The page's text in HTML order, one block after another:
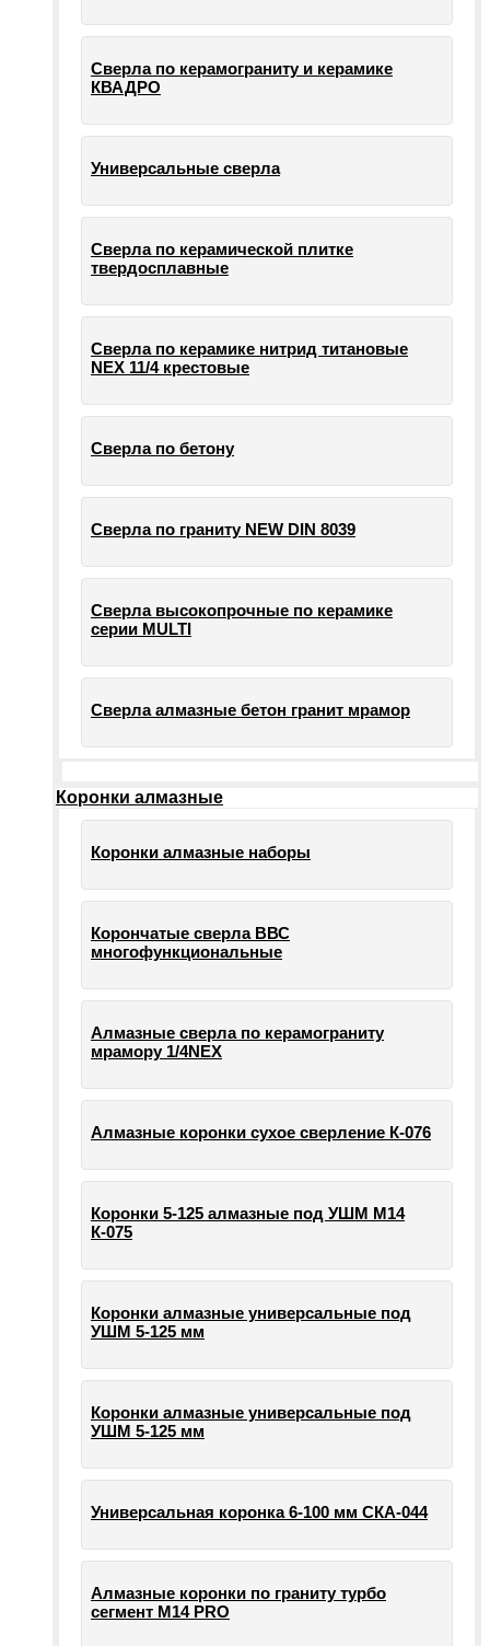
Сверла по керамограниту и керамике
КВАДРО
Универсальные сверла
Сверла по керамической плитке
твердосплавные
Сверла по керамике нитрид титановые
NEX 11/4 крестовые
Сверла по бетону
Сверла по граниту NEW DIN 8039
Сверла высокопрочные по керамике
серии MULTI
Сверла алмазные бетон гранит мрамор
Коронки алмазные
Коронки алмазные наборы
Корончатые сверла ВВС
многофункциональные
Алмазные сверла по керамограниту
мрамору 1/4NEX
Алмазные коронки сухое сверление К-076
Коронки 5-125 алмазные под УШМ М14
К-075
Коронки алмазные универсальные под
УШМ 5-125 мм
Коронки алмазные универсальные под
УШМ 5-125 мм
Универсальная коронка 6-100 мм СКА-044
Алмазные коронки по граниту турбо
сегмент М14 PRO